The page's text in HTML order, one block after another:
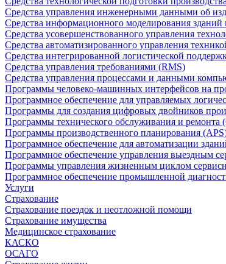
Средства управления инженерными данными об
Средства информационного моделирования
Средства усовершенствованного управления
Средства автоматизированного управления
Средства интегрированной логистической
Средства управления требованиями (RMS)
Средства управления процессами и данными
Программы человеко-машинных интерфейсов на
Программное обеспечение для управляемых
Программы для создания цифровых двойников
Программы технического обслуживания и ремонта
Программы производственного планирования
Программное обеспечение для автоматизации
Программное обеспечение управления выездным
Программы управления жизненным циклом
Программное обеспечение промышленной
Услуги
Страхование
Страхование поездок и неотложной помощи
Страхование имущества
Медицинское страхование
КАСКО
ОСАГО